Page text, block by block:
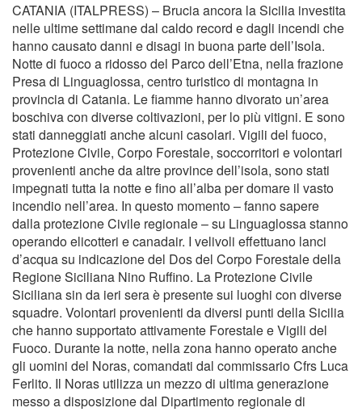
CATANIA (ITALPRESS) – Brucia ancora la Sicilia investita
nelle ultime settimane dal caldo record e dagli incendi che
hanno causato danni e disagi in buona parte dell’Isola.
Notte di fuoco a ridosso del Parco dell’Etna, nella frazione
Presa di Linguaglossa, centro turistico di montagna in
provincia di Catania. Le fiamme hanno divorato un’area
boschiva con diverse coltivazioni, per lo più vitigni. E sono
stati danneggiati anche alcuni casolari. Vigili del fuoco,
Protezione Civile, Corpo Forestale, soccorritori e volontari
provenienti anche da altre province dell’isola, sono stati
impegnati tutta la notte e fino all’alba per domare il vasto
incendio nell’area. In questo momento – fanno sapere
dalla protezione Civile regionale – su Linguaglossa stanno
operando elicotteri e canadair. I velivoli effettuano lanci
d’acqua su indicazione del Dos del Corpo Forestale della
Regione Siciliana Nino Ruffino. La Protezione Civile
Siciliana sin da ieri sera è presente sui luoghi con diverse
squadre. Volontari provenienti da diversi punti della Sicilia
che hanno supportato attivamente Forestale e Vigili del
Fuoco. Durante la notte, nella zona hanno operato anche
gli uomini del Noras, comandati dal commissario Cfrs Luca
Ferlito. Il Noras utilizza un mezzo di ultima generazione
messo a disposizione dal Dipartimento regionale di